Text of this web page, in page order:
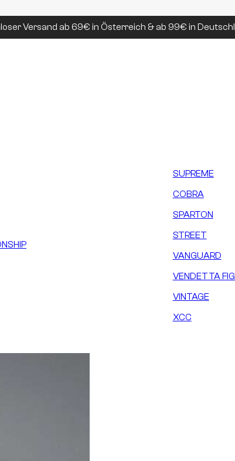
Versand ab 69€ in Österreich & ab 99€ in
SUPREME
COBRA
SPARTON
STREET
VANGUARD
VENDETTA
VINTAGE
XCC